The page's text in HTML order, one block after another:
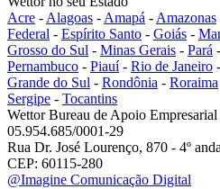
Acre - Alagoas - Amapá - Amazonas
Federal - Espírito Santo - Goiás -
Grosso do Sul - Minas Gerais - Pará -
Pernambuco - Piauí- Rio de Janeiro -
Grande do Sul - Rondônia - Roraima
Sergipe - Tocantins
Wettor Bureau de Apoio
05.954.685/0001-29
Rua Dr. José Lourenço, 870 - 4º
CEP: 60115-280
@Imagine Comunicação Digital